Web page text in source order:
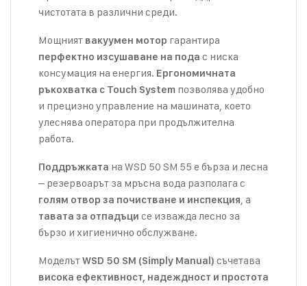
чистотата в различни среди.
Мощният вакуумен мотор гарантира
перфектно изсушаване на пода с ниска
консумация на енергия. Ергономичната
ръкохватка с Touch System позволява удобно
и прецизно управление на машината, което
улеснява оператора при продължителна
работа.
Поддръжката на WSD 50 SM 55 е бърза и лесна
– резервоарът за мръсна вода разполага с
голям отвор за почистване и инспекция, а
тавата за отпадъци се изважда лесно за
бързо и хигиенично обслужване.
МоделътWSD 50 SM (Simply Manual) съчетава
висока ефективност, надеждност и простота